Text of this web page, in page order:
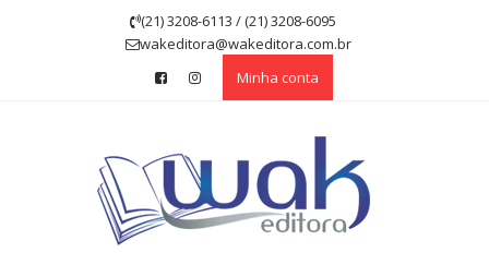
(21) 3208-6113 / (21) 3208-6095
wakeditora@wakeditora.com.br
Minha conta